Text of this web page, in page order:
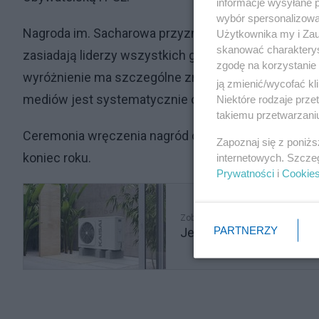
Nagroda im. Sacharowa przyznawana jest
zasiadają liderzy wszystkich grup politycznych
wyróżnienie ma szczególne znaczenie
mediów jest systematycznie ograniczana.
Ceremonia wręczenia nagród odbędzie się
koniec roku.
Zobacz także
Jeden rodzaj pomp
wybór
Użytkownika my i
skanować
zgodę na
ją zmienić/wycofać
Niektóre rodzaje
takiemu
Zapoznaj się z
internetowych.
Prywatności i
PARTNERZY